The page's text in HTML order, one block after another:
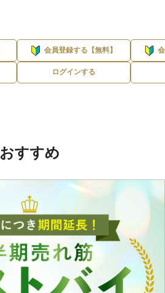
会員登録する【無料】
ログインする
おすすめ